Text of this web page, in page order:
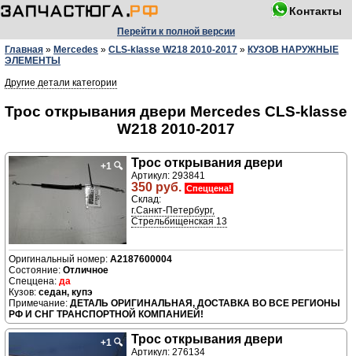
Контакты
Перейти к полной версии
Главная » Mercedes » CLS-klasse W218 2010-2017 » КУЗОВ НАРУЖНЫЕ
ЭЛЕМЕНТЫ
Другие детали категории
Трос открывания двери Mercedes CLS-klasse
W218 2010-2017
+1 🔍 Трос открывания двери
Артикул: 293841
350 руб. Спеццена!
Склад:
г.Санкт-Петербург,
Стрельбищенская 13
A2187600004
Отличное
да
седан, купэ
ДЕТАЛЬ ОРИГИНАЛЬНАЯ, ДОСТАВКА ВО ВСЕ РЕГИОНЫ
РФ И СНГ ТРАНСПОРТНОЙ КОМПАНИЕЙ!
+1 🔍 Трос открывания двери
Артикул: 276134